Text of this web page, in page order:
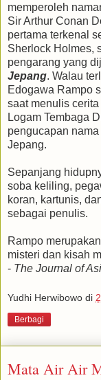
memperoleh
Sir Arthur Conan
pertama terkenal
Sherlock Holmes,
pengarang yang
Jepang. Walau
Edogawa Rampo
saat menulis
Logam Tembaga
pengucapan
Jepang.
Sepanjang
soba keliling,
koran, kartunis,
sebagai penulis.
Rampo
misteri dan kisah
- The Journal of
Yudhi Herwibowo di
Berbagi
Mata Air Air